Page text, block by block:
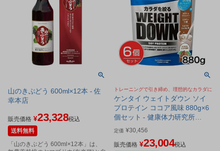
山のきぶどう 600ml×12本 - 佐
幸本店
販売価格 ¥23,328税込
送料無料
「山のきぶどう 600ml×12本」は、
トレーニングで引き締め、理想的なカラダに
ケンタイ ウェイトダウン ソイ
プロテイン ココア風味 880g×6
個セット - 健康体力研究所
[kentai/K1244]
定価 ¥30,456
販売価格 ¥23,004税込